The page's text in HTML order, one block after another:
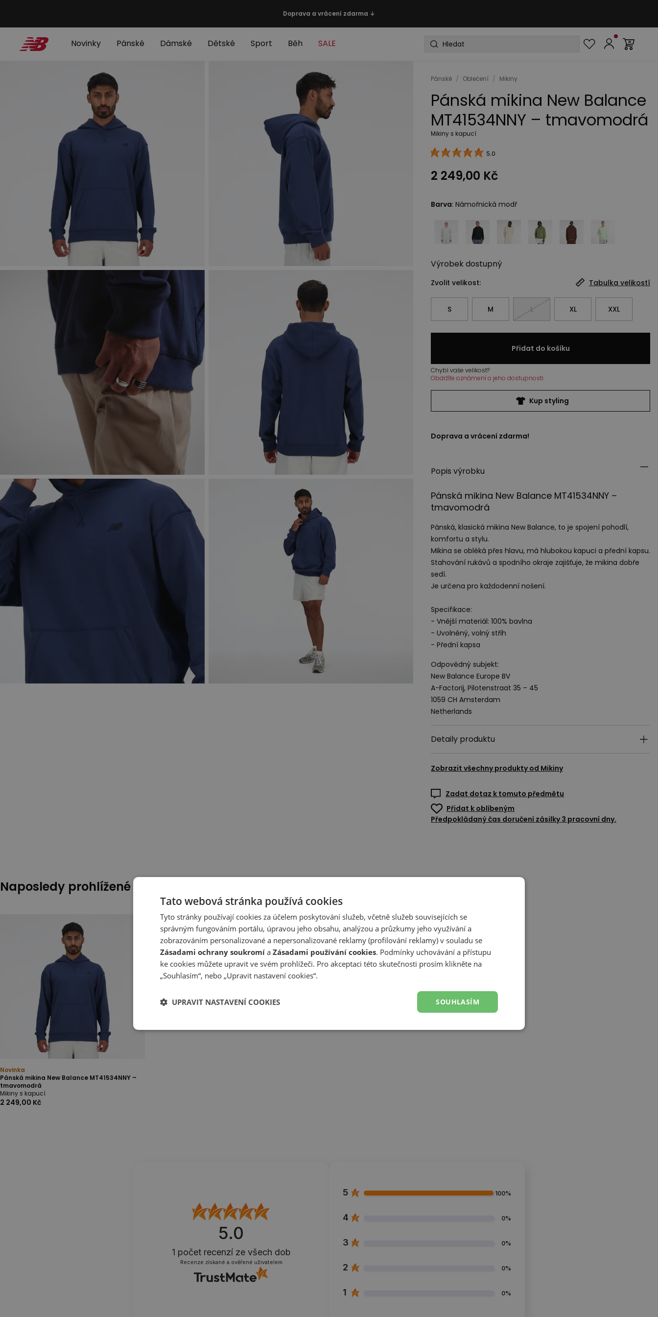
Doprava a vrácení zdarma ↓
Novinky Pánské Dámské Dětské Sport Běh SALE
Pánské / Oblečení / Mikiny
Pánská mikina New Balance
MT41534NNY – tmavomodrá
Mikiny s kapucí
5.0
2 249,00 Kč
Barva: Námořnická modř
Výrobek dostupný
Zvolit velikost: Tabulka velikostí
S M L XL XXL
Přidat do košíku
Chybí vaše velikost?
Obdržíte oznámení o jeho dostupnosti
Kup styling
Doprava a vrácení zdarma!
Popis výrobku
Pánská mikina New Balance MT41534NNY –
tmavomodrá
Pánská, klasická mikina New Balance, to je spojení pohodlí,
komfortu a stylu.
Mikina se obléká přes hlavu, má hlubokou kapuci a přední kapsu.
Stahování rukávů a spodního okraje zajišťuje, že mikina dobře
sedí.
Je určena pro každodenní nošení.
Specifikace:
- Vnější materiál: 100% bavlna
- Uvolněný, volný střih
- Přední kapsa
Odpovědný subjekt:
New Balance Europe BV
A-Factorij, Pilotenstraat 35 – 45
1059 CH Amsterdam
Netherlands
Detaily produktu
Zobrazit všechny produkty od Mikiny
Zadat dotaz k tomuto předmětu
Přidat k oblíbeným
Předpokládaný čas doručení zásilky 3 pracovní dny.
Naposledy prohlížené
Novinka
Pánská mikina New Balance MT41534NNY –
tmavomodrá
Mikiny s kapucí
2 249,00 Kč
5.0
1 počet recenzí ze všech dob
Recenze získané a ověřené uživatelem
5 100%
4 0%
3 0%
2 0%
1 0%
Tato webová stránka používá cookies
Tyto stránky používají cookies za účelem poskytování služeb, včetně služeb souvisejících se
správným fungováním portálu, úpravou jeho obsahu, analýzou a průzkumy jeho využívání a
zobrazováním personalizované a nepersonalizované reklamy (profilování reklamy) v souladu se
Zásadami ochrany soukromí a Zásadami používání cookies. Podmínky uchovávání a přístupu
ke cookies můžete upravit ve svém prohlížeči. Pro akceptaci této skutečnosti prosím klikněte na
„Souhlasím“, nebo „Upravit nastavení cookies“.
SOUHLASÍM
UPRAVIT NASTAVENÍ COOKIES